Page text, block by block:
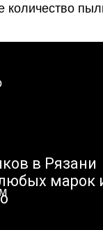
в Рязани
марок